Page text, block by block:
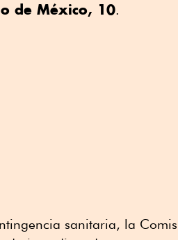
de México, 10.
sanitaria, la